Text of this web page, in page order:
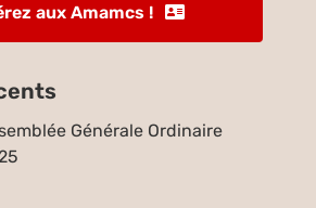
aux Amamcs !
Générale Ordinaire